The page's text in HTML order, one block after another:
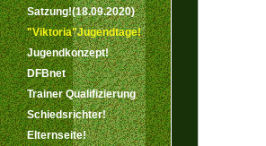
Satzung!(18.09.2020)
"Viktoria"Jugendtage!
Jugendkonzept!
DFBnet
Trainer Qualifizierung
Schiedsrichter!
Elternseite!